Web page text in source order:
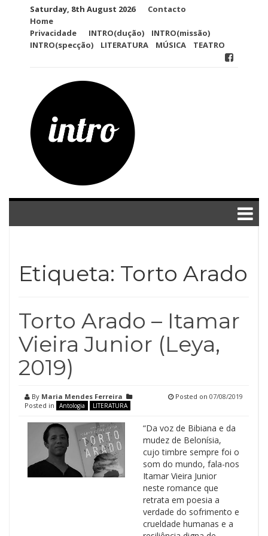
Saturday, 8th August 2026
Contacto
Home
Privacidade
INTRO(dução)
INTRO(missão)
INTRO(specção)
LITERATURA MÚSICA TEATRO
Etiqueta: Torto Arado
Torto Arado – Itamar
Vieira Junior (Leya,
2019)
By Maria Mendes Ferreira
Posted in
Antologia LITERATURA
Posted on 07/08/2019
“Da voz de Bibiana e da
mudez de Belonísia,
cujo timbre sempre foi o
som do mundo, fala-nos
Itamar Vieira Junior
neste romance que
retrata em poesia a
verdade do sofrimento e
crueldade humanas e a